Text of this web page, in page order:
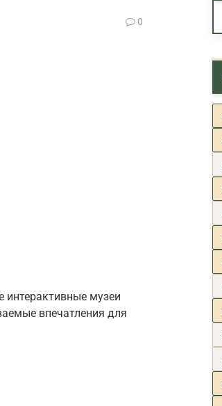
0
интерактивные музеи
впечатления для